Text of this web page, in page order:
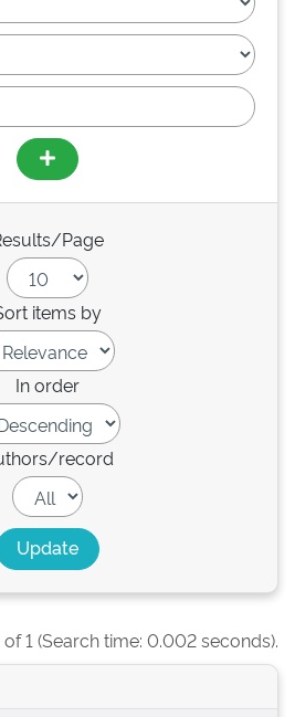
Page
items by
In order
record
of 1 (Search time: 0.002 seconds).